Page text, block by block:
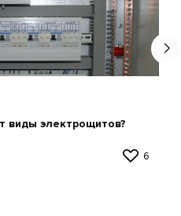
виды электрощитов?
6